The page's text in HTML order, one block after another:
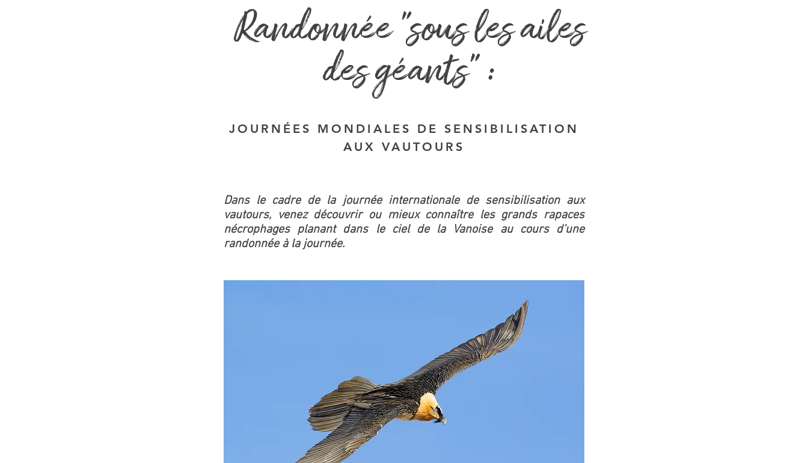
Randonnée "sous les ailes
des géants" :
JOURNÉES MONDIALES DE SENSIBILISATION
AUX VAUTOURS
Dans le cadre de la journée internationale de sensibilisation aux
vautours, venez découvrir ou mieux connaître les grands rapaces
nécrophages planant dans le ciel de la Vanoise au cours d’une
randonnée à la journée.